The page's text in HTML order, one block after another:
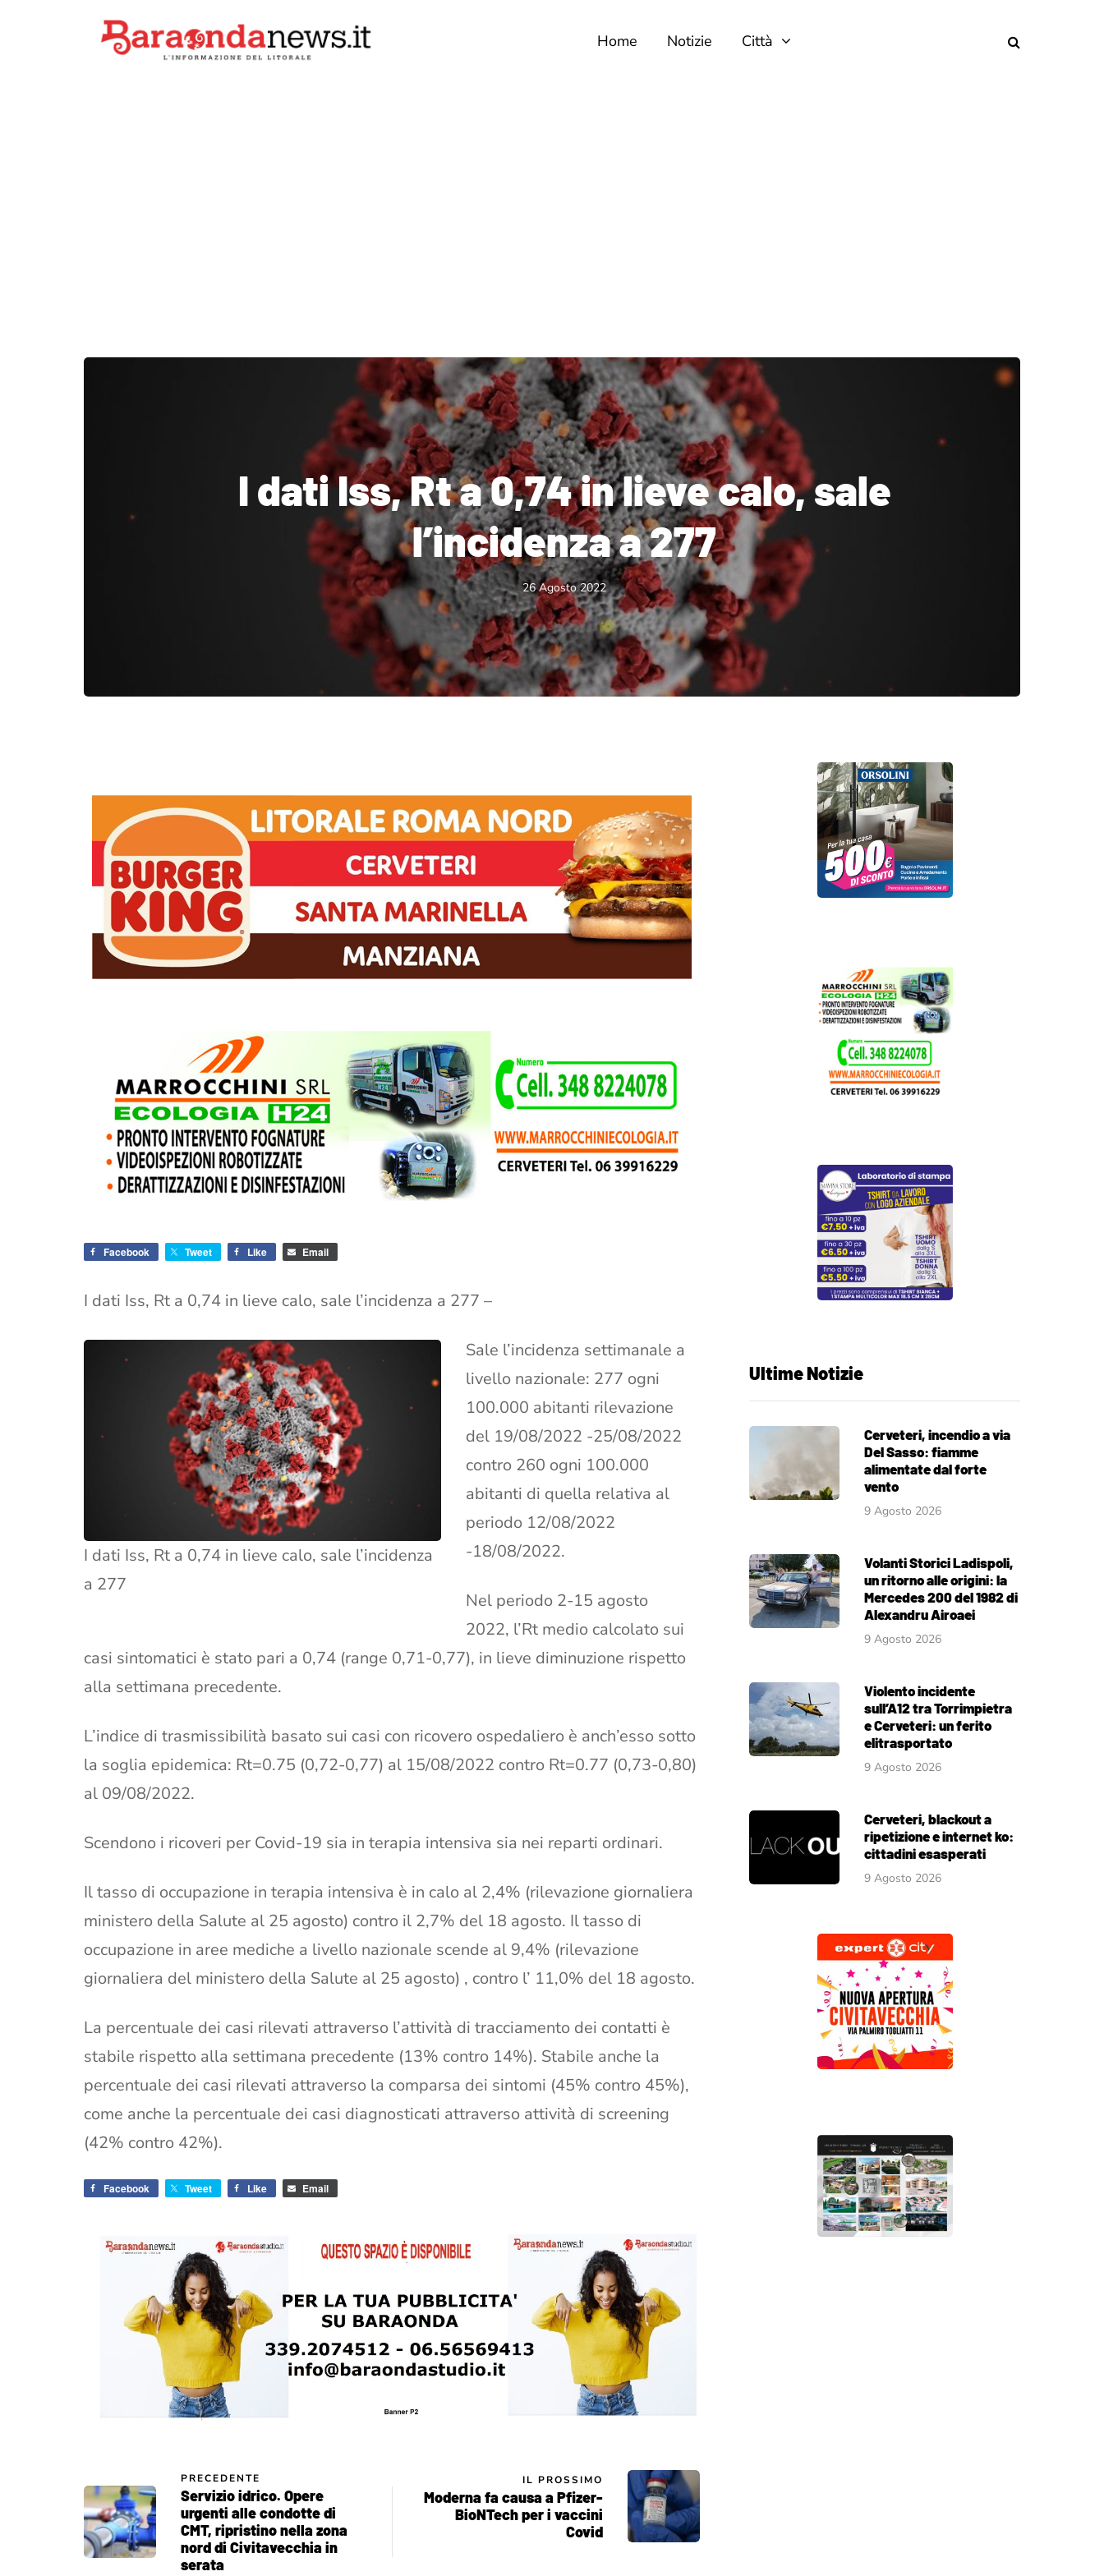
Home Notizie Città
I dati Iss, Rt a 0,74 in lieve calo, sale
l’incidenza a 277
26 Agosto 2022
Facebook Tweet Like Email
I dati Iss, Rt a 0,74 in lieve calo, sale l’incidenza a 277 –
I dati Iss, Rt a 0,74 in lieve calo, sale l’incidenza
a 277
Sale l’incidenza settimanale a
livello nazionale: 277 ogni
100.000 abitanti rilevazione
del 19/08/2022 -25/08/2022
contro 260 ogni 100.000
abitanti di quella relativa al
periodo 12/08/2022
-18/08/2022.
Nel periodo 2-15 agosto
2022, l’Rt medio calcolato sui
casi sintomatici è stato pari a 0,74 (range 0,71-0,77), in lieve diminuzione rispetto
alla settimana precedente.
L’indice di trasmissibilità basato sui casi con ricovero ospedaliero è anch’esso sotto
la soglia epidemica: Rt=0.75 (0,72-0,77) al 15/08/2022 contro Rt=0.77 (0,73-0,80)
al 09/08/2022.
Scendono i ricoveri per Covid-19 sia in terapia intensiva sia nei reparti ordinari.
Il tasso di occupazione in terapia intensiva è in calo al 2,4% (rilevazione giornaliera
ministero della Salute al 25 agosto) contro il 2,7% del 18 agosto. Il tasso di
occupazione in aree mediche a livello nazionale scende al 9,4% (rilevazione
giornaliera del ministero della Salute al 25 agosto) , contro l’ 11,0% del 18 agosto.
La percentuale dei casi rilevati attraverso l’attività di tracciamento dei contatti è
stabile rispetto alla settimana precedente (13% contro 14%). Stabile anche la
percentuale dei casi rilevati attraverso la comparsa dei sintomi (45% contro 45%),
come anche la percentuale dei casi diagnosticati attraverso attività di screening
(42% contro 42%).
Facebook Tweet Like Email
PRECEDENTE
Servizio idrico. Opere
urgenti alle condotte di
CMT, ripristino nella zona
nord di Civitavecchia in
serata
IL PROSSIMO
Moderna fa causa a Pfizer-
BioNTech per i vaccini
Covid
Ultime Notizie
Cerveteri, incendio a via
Del Sasso: fiamme
alimentate dal forte
vento
9 Agosto 2026
Volanti Storici Ladispoli,
un ritorno alle origini: la
Mercedes 200 del 1982 di
Alexandru Airoaei
9 Agosto 2026
Violento incidente
sull’A12 tra Torrimpietra
e Cerveteri: un ferito
elitrasportato
9 Agosto 2026
Cerveteri, blackout a
ripetizione e internet ko:
cittadini esasperati
9 Agosto 2026